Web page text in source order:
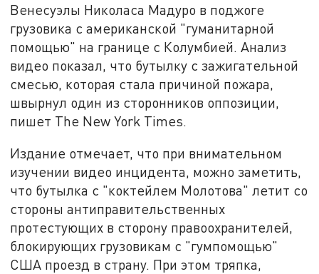
Венесуэлы Николаса Мадуро в поджоге
грузовика с американской "гуманитарной
помощью" на границе с Колумбией. Анализ
видео показал, что бутылку с зажигательной
смесью, которая стала причиной пожара,
швырнул один из сторонников оппозиции,
пишет The New York Times.
Издание отмечает, что при внимательном
изучении видео инцидента, можно заметить,
что бутылка с "коктейлем Молотова" летит со
стороны антиправительственных
протестующих в сторону правоохранителей,
блокирующих грузовикам с "гумпомощью"
США проезд в страну. При этом тряпка,